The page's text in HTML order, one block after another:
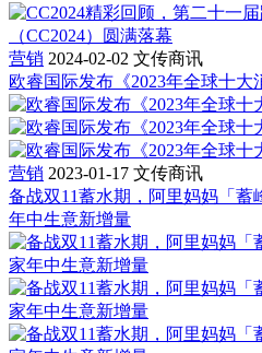
营销 2024-02-02 文传商讯
欧睿国际发布《2023年全球十大
营销 2023-01-17 文传商讯
备战双11蓄水期，阿里妈妈「蓄
年中生意新增量